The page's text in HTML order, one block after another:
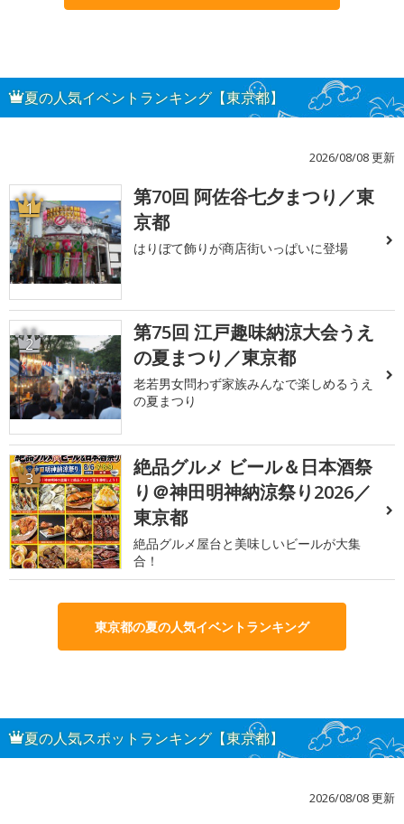
夏の人気イベントランキング【東京都】
2026/08/08 更新
1
第70回 阿佐谷七夕まつり／東
京都
はりぼて飾りが商店街いっぱいに登場
2
第75回 江戸趣味納涼大会うえ
の夏まつり／東京都
老若男女問わず家族みんなで楽しめるうえ
の夏まつり
3
絶品グルメ ビール＆日本酒祭
り＠神田明神納涼祭り2026／
東京都
絶品グルメ屋台と美味しいビールが大集
合！
東京都の夏の人気イベントランキング
夏の人気スポットランキング【東京都】
2026/08/08 更新